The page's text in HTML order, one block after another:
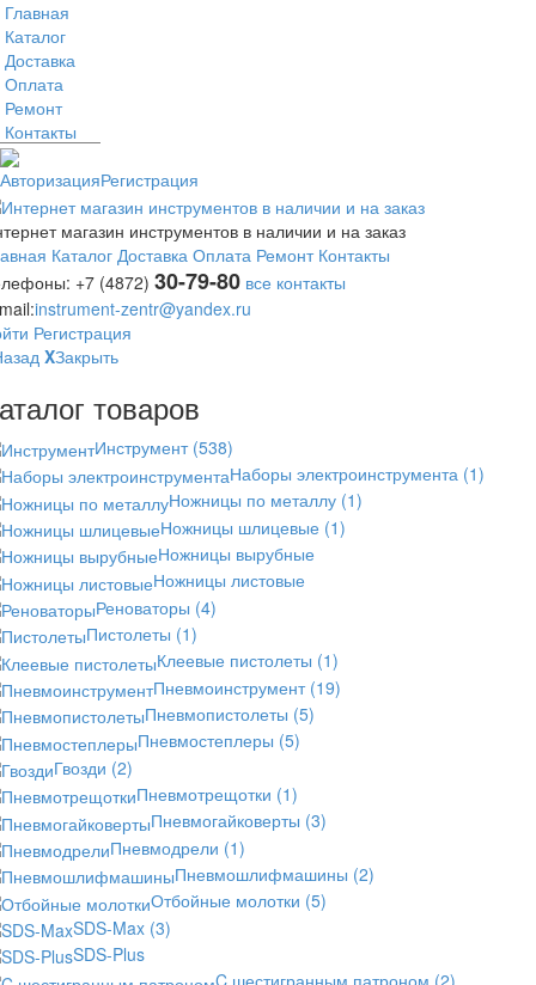
Главная
Каталог
Доставка
Оплата
Ремонт
Контакты
АвторизацияРегистрация
магазин инструментов в наличии и на заказ
Каталог Доставка Оплата Ремонт Контакты
+7 (4872) 30-79-80 все контакты
instrument-zentr@yandex.ru
Регистрация
XЗакрыть
товаров
Инструмент (538)
Наборы электроинструмента (1)
Ножницы по металлу (1)
Ножницы шлицевые (1)
Ножницы вырубные
Ножницы листовые
Реноваторы (4)
Пистолеты (1)
Клеевые пистолеты (1)
Пневмоинструмент (19)
Пневмопистолеты (5)
Пневмостеплеры (5)
Гвозди (2)
Пневмотрещотки (1)
Пневмогайковерты (3)
Пневмодрели (1)
Пневмошлифмашины (2)
Отбойные молотки (5)
SDS-Max (3)
SDS-Plus